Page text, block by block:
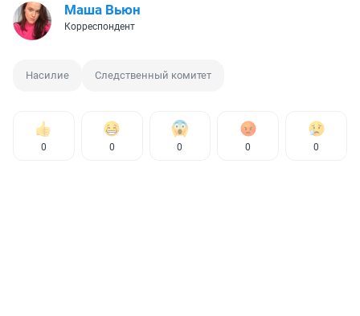
Маша Вьюн
Корреспондент
Насилие Следственный комитет
0 0 0 0 0